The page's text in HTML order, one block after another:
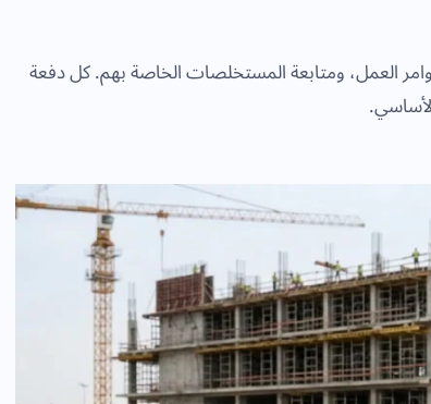
العمل، ومتابعة المستخلصات الخاصة بهم. كل دفعة